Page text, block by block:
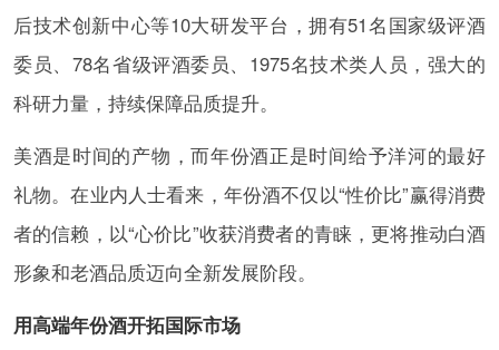
后技术创新中心等10大研发平台，拥有51名国家级评酒
委员、78名省级评酒委员、1975名技术类人员，强大的
科研力量，持续保障品质提升。
美酒是时间的产物，而年份酒正是时间给予洋河的最好
礼物。在业内人士看来，年份酒不仅以“性价比”赢得消费
者的信赖，以“心价比”收获消费者的青睐，更将推动白酒
形象和老酒品质迈向全新发展阶段。
用高端年份酒开拓国际市场